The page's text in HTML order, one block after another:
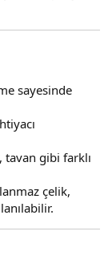
sayesinde
tavan gibi farklı
çelik,